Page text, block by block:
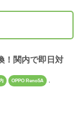
！関内で即日対
OPPO Reno5A ,